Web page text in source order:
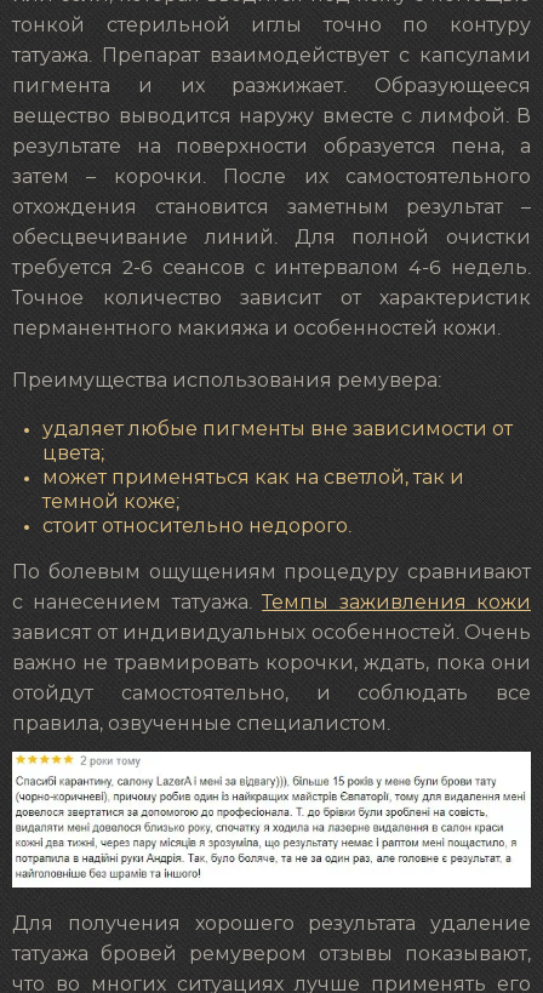
тонкой стерильной иглы точно по контуру
татуажа. Препарат взаимодействует с капсулами
пигмента и их разжижает. Образующееся
вещество выводится наружу вместе с лимфой. В
результате на поверхности образуется пена, а
затем – корочки. После их самостоятельного
отхождения становится заметным результат –
обесцвечивание линий. Для полной очистки
требуется 2-6 сеансов с интервалом 4-6 недель.
Точное количество зависит от характеристик
перманентного макияжа и особенностей кожи.
Преимущества использования ремувера:
удаляет любые пигменты вне зависимости от
цвета;
может применяться как на светлой, так и
темной коже;
стоит относительно недорого.
По болевым ощущениям процедуру сравнивают
с нанесением татуажа.
Темпы заживления кожи
зависят от индивидуальных особенностей. Очень
важно не травмировать корочки, ждать, пока они
отойдут самостоятельно, и соблюдать все
правила, озвученные специалистом.
Для получения хорошего результата удаление
татуажа бровей ремувером отзывы показывают,
что во многих ситуациях лучше применять его